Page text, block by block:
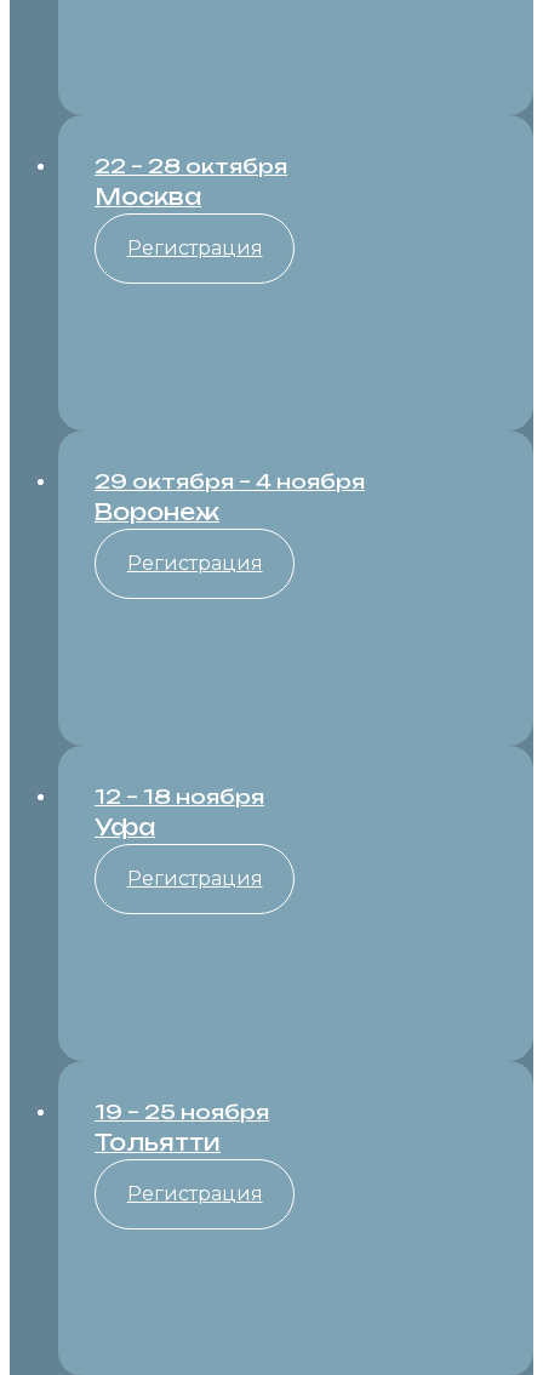
22 – 28 октября
Москва
Регистрация
29 октября – 4 ноября
Воронеж
Регистрация
12 – 18 ноября
Уфа
Регистрация
19 – 25 ноября
Тольятти
Регистрация